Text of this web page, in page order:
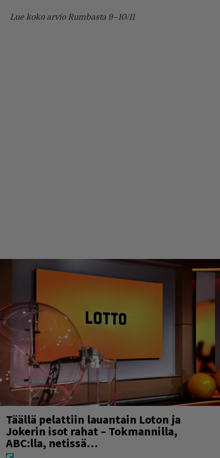
Lue koko arvio Rumbasta 9–10/11
Täällä pelattiin lauantain Loton ja
Jokerin isot rahat – Tokmannilla,
ABC:lla, netissä…